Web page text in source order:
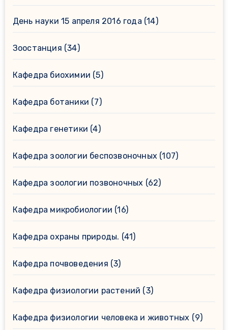
День науки 15 апреля 2016 года (14)
Зоостанция (34)
Кафедра биохимии (5)
Кафедра ботаники (7)
Кафедра генетики (4)
Кафедра зоологии беспозвоночных (107)
Кафедра зоологии позвоночных (62)
Кафедра микробиологии (16)
Кафедра охраны природы. (41)
Кафедра почвоведения (3)
Кафедра физиологии растений (3)
Кафедра физиологии человека и животных (9)